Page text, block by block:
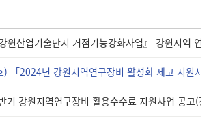
원산업기술단지 거점기능강화사업』 강원지역
「2024년 강원지역연구장비 활성화 제고 지원사
기 강원지역연구장비 활용수수료 지원사업 공고(